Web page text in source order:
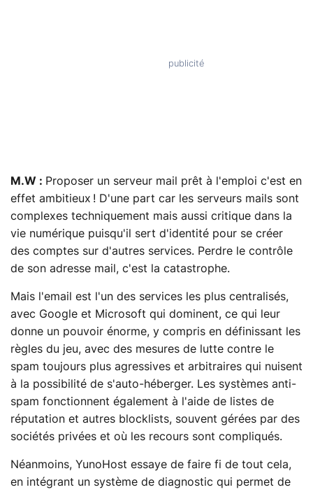
M.W : Proposer un serveur mail prêt à l'emploi c'est en
effet ambitieux ! D'une part car les serveurs mails sont
complexes techniquement mais aussi critique dans la
vie numérique puisqu'il sert d'identité pour se créer
des comptes sur d'autres services. Perdre le contrôle
de son adresse mail, c'est la catastrophe.
Mais l'email est l'un des services les plus centralisés,
avec Google et Microsoft qui dominent, ce qui leur
donne un pouvoir énorme, y compris en définissant les
règles du jeu, avec des mesures de lutte contre le
spam toujours plus agressives et arbitraires qui nuisent
à la possibilité de s'auto-héberger. Les systèmes anti-
spam fonctionnent également à l'aide de listes de
réputation et autres blocklists, souvent gérées par des
sociétés privées et où les recours sont compliqués.
Néanmoins, YunoHost essaye de faire fi de tout cela,
en intégrant un système de diagnostic qui permet de